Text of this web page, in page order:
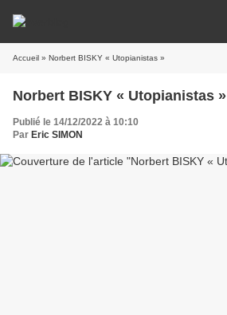
Accueil » Norbert BISKY « Utopianistas »
Norbert BISKY « Utopianistas »
Publié le 14/12/2022 à 10:10
Par Eric SIMON